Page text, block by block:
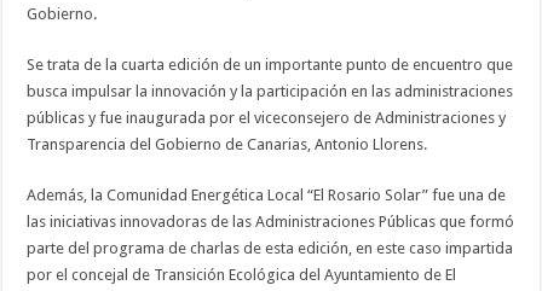
Gobierno.
Se trata de la cuarta edición de un importante punto de encuentro que
busca impulsar la innovación y la participación en las administraciones
públicas y fue inaugurada por el viceconsejero de Administraciones y
Transparencia del Gobierno de Canarias, Antonio Llorens.
Además, la Comunidad Energética Local “El Rosario Solar” fue una de
las iniciativas innovadoras de las Administraciones Públicas que formó
parte del programa de charlas de esta edición, en este caso impartida
por el concejal de Transición Ecológica del Ayuntamiento de El